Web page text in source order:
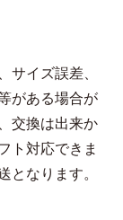
サイズ誤差、
がある場合が
交換は出来か
ト対応できま
となります。